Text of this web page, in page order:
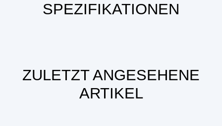
SPEZIFIKATIONEN
ZULETZT ANGESEHENE
ARTIKEL